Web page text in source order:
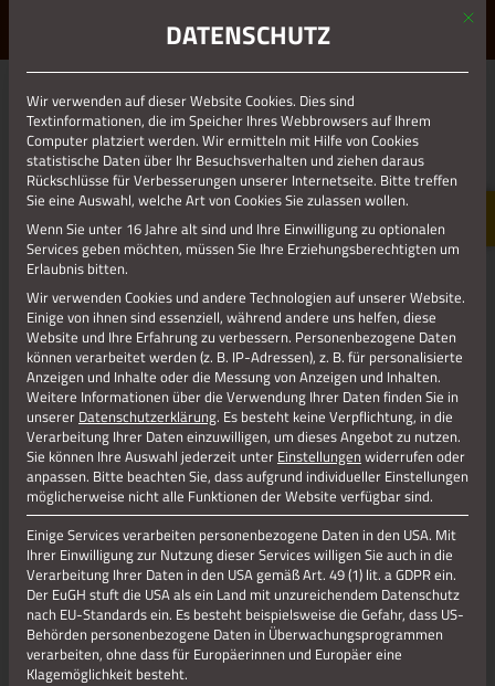
ERLEBE STOLBERG.ERLEBE DICH.
01.01.1970
FUERPITT – KOPIE – KOPIE
Fuerpitt
Jetzt teilen
Mit
DATENSCHUTZ
Wir verwenden auf dieser Website Cookies. Dies sind
Textinformationen, die im Speicher Ihres Webbrowsers auf Ihrem
Computer platziert werden. Wir ermitteln mit Hilfe von Cookies
statistische Daten über Ihr Besuchsverhalten und ziehen daraus
Rückschlüsse für Verbesserungen unserer Internetseite. Bitte treffen
Sie eine Auswahl, welche Art von Cookies Sie zulassen wollen.
Wenn Sie unter 16 Jahre alt sind und Ihre Einwilligung zu optionalen
Services geben möchten, müssen Sie Ihre Erziehungsberechtigten um
Erlaubnis bitten.
Wir verwenden Cookies und andere Technologien auf unserer Website.
Einige von ihnen sind essenziell, während andere uns helfen, diese
Website und Ihre Erfahrung zu verbessern. Personenbezogene Daten
können verarbeitet werden (z. B. IP-Adressen), z. B. für personalisierte
Anzeigen und Inhalte oder die Messung von Anzeigen und Inhalten.
Weitere Informationen über die Verwendung Ihrer Daten finden Sie in
unserer Datenschutzerklärung. Es besteht keine Verpflichtung, in die
Verarbeitung Ihrer Daten einzuwilligen, um dieses Angebot zu nutzen.
Sie können Ihre Auswahl jederzeit unter Einstellungen widerrufen oder
anpassen. Bitte beachten Sie, dass aufgrund individueller Einstellungen
möglicherweise nicht alle Funktionen der Website verfügbar sind.
Einige Services verarbeiten personenbezogene Daten in den USA. Mit
Ihrer Einwilligung zur Nutzung dieser Services willigen Sie auch in die
Verarbeitung Ihrer Daten in den USA gemäß Art. 49 (1) lit. a GDPR ein.
Der EuGH stuft die USA als ein Land mit unzureichendem Datenschutz
nach EU-Standards ein. Es besteht beispielsweise die Gefahr, dass US-
Behörden personenbezogene Daten in Überwachungsprogrammen
verarbeiten, ohne dass für Europäerinnen und Europäer eine
Klagemöglichkeit besteht.